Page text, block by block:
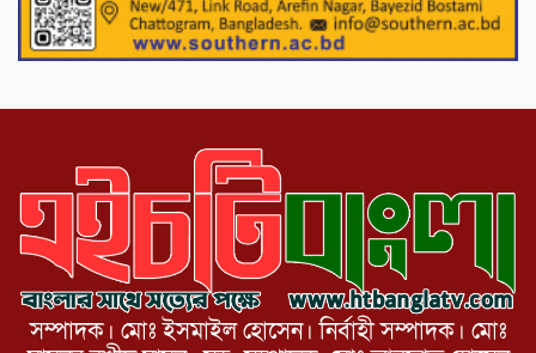
ভারপ্রাপ্ত রাষ্ট্রপতি হাফিজ উদ্দিন আহমদের
সাথে এইচটি বাংলা অনলাইন পোর্টাল ও আইপি
সম্পাদক। মোঃ ইসমাইল হোসেন। নির্বাহী সম্পাদক। মোঃ